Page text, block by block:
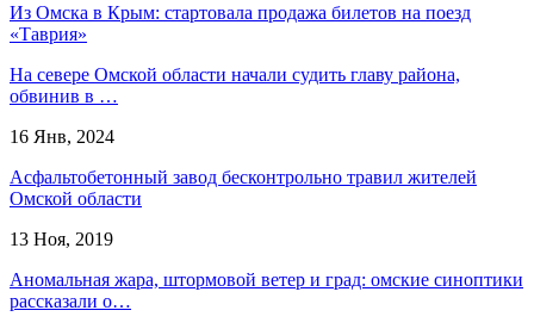
Из Омска в Крым: стартовала продажа билетов на поезд
«Таврия»
На севере Омской области начали судить главу района,
обвинив в …
16 Янв, 2024
Асфальтобетонный завод бесконтрольно травил жителей
Омской области
13 Ноя, 2019
Аномальная жара, штормовой ветер и град: омские синоптики
рассказали о…